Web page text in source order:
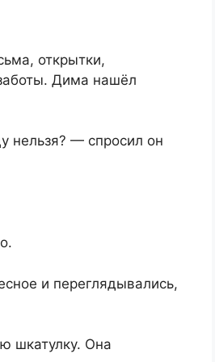
открытки,
Дима нашёл
нельзя? — спросил он
и переглядывались,
шкатулку. Она